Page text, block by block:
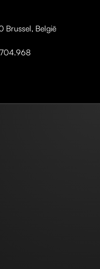
Brussel, België